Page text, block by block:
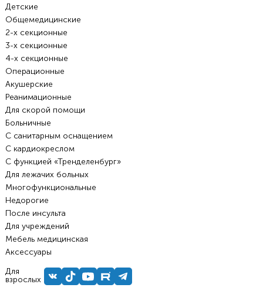
Детские
Общемедицинские
2-х секционные
3-х секционные
4-х секционные
Операционные
Акушерские
Реанимационные
Для скорой помощи
Больничные
С санитарным оснащением
С кардиокреслом
С функцией «Тренделенбург»
Для лежачих больных
Многофункциональные
Недорогие
После инсульта
Для учреждений
Мебель медицинская
Аксессуары
Для
взрослых